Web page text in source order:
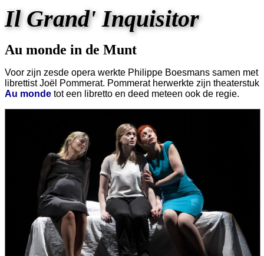
Il Grand' Inquisitor
Au monde in de Munt
Voor zijn zesde opera werkte Philippe Boesmans samen met
librettist Joël Pommerat. Pommerat herwerkte zijn theaterstuk
Au monde tot een libretto en deed meteen ook de regie.